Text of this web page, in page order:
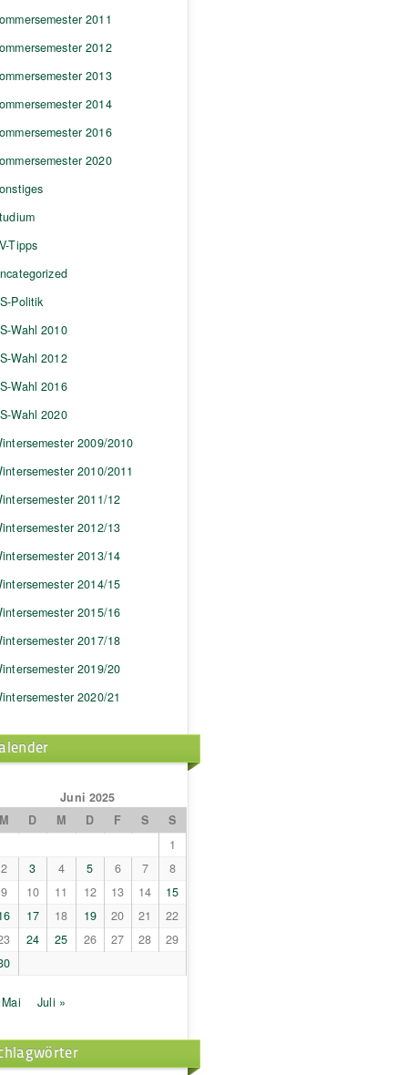
2011
2012
2013
2014
2016
2020
Tipps
Politik
Wahl 2010
Wahl 2012
Wahl 2016
Wahl 2020
2009/2010
2010/2011
2011/12
2012/13
2013/14
2014/15
2015/16
2017/18
2019/20
2020/21
Juni 2025
M
D M D F S
S
1
2
3 4 5 6 7
8
9
10 11 12 13 14
15
17 18 19 20 21
22
24 25 26 27 28
29
Juli »